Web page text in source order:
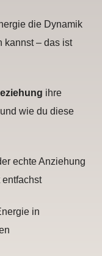
die Dynamik
kannst – das ist
ihre
wie du diese
echte Anziehung
entfachst
in